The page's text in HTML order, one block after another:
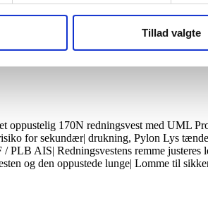
Tillad valgte
oppustelig 170N redningsvest med UML
for sekundær| drukning, Pylon Lys
AIS| Redningsvestens remme
og den oppustede lunge| Lomme til